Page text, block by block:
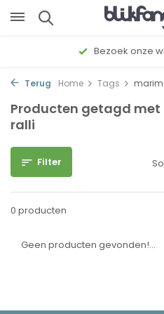
Bezoek onze
Terug Home Tags
Producten getagd met
ralli
Filter
0 producten
Geen producten gevonden!...